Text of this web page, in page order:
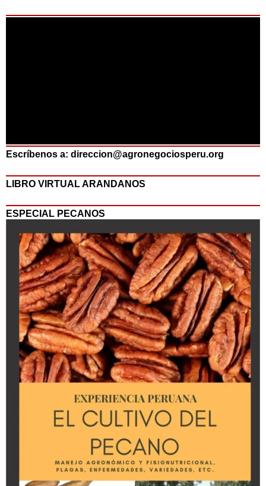
Escríbenos a: direccion@agronegociosperu.org
LIBRO VIRTUAL ARANDANOS
ESPECIAL PECANOS